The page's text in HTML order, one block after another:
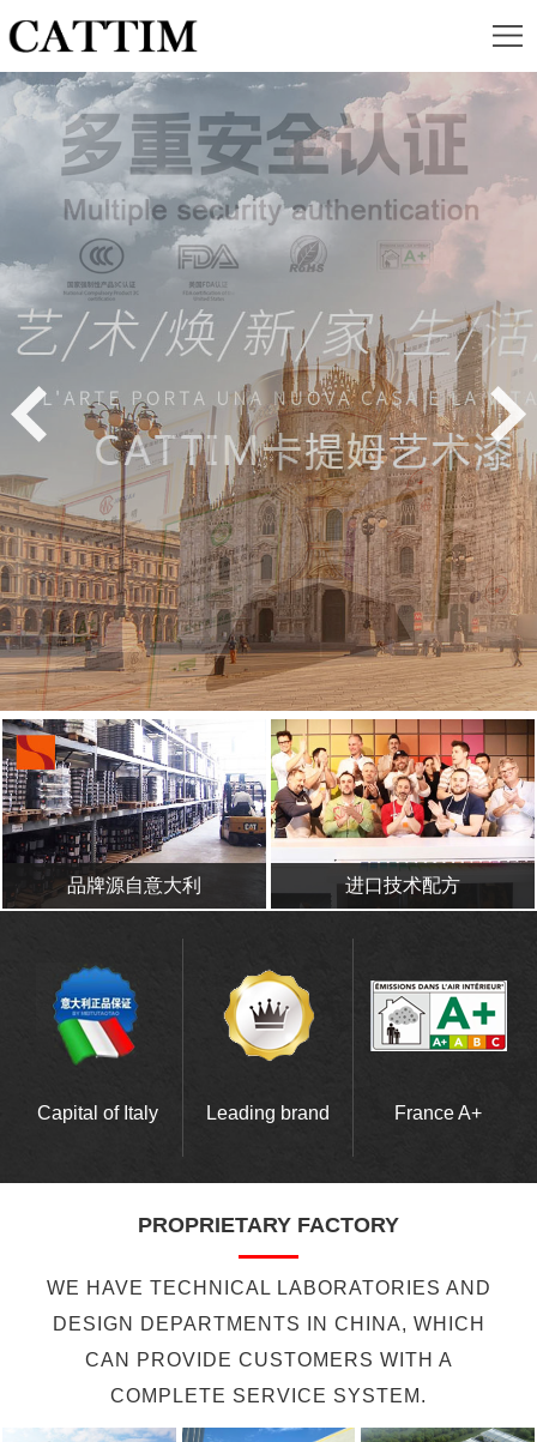
品牌源自意大利 进口技术配方
Capital of Italy Leading brand France A+
PROPRIETARY FACTORY
WE HAVE TECHNICAL LABORATORIES AND
DESIGN DEPARTMENTS IN CHINA, WHICH
CAN PROVIDE CUSTOMERS WITH A
COMPLETE SERVICE SYSTEM.